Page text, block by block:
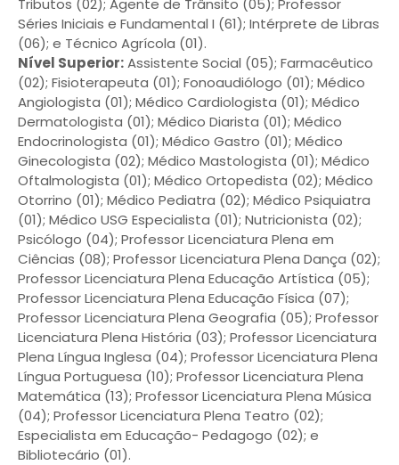
Tributos (02); Agente de Trânsito (05); Professor
Séries Iniciais e Fundamental I (61); Intérprete de Libras
(06); e Técnico Agrícola (01).
Nível Superior:Assistente Social (05); Farmacêutico
(02); Fisioterapeuta (01); Fonoaudiólogo (01); Médico
Angiologista (01); Médico Cardiologista (01); Médico
Dermatologista (01); Médico Diarista (01); Médico
Endocrinologista (01); Médico Gastro (01); Médico
Ginecologista (02); Médico Mastologista (01); Médico
Oftalmologista (01); Médico Ortopedista (02); Médico
Otorrino (01); Médico Pediatra (02); Médico Psiquiatra
(01); Médico USG Especialista (01); Nutricionista (02);
Psicólogo (04); Professor Licenciatura Plena em
Ciências (08); Professor Licenciatura Plena Dança (02);
Professor Licenciatura Plena Educação Artística (05);
Professor Licenciatura Plena Educação Física (07);
Professor Licenciatura Plena Geografia (05); Professor
Licenciatura Plena História (03); Professor Licenciatura
Plena Língua Inglesa (04); Professor Licenciatura Plena
Língua Portuguesa (10); Professor Licenciatura Plena
Matemática (13); Professor Licenciatura Plena Música
(04); Professor Licenciatura Plena Teatro (02);
Especialista em Educação- Pedagogo (02); e
Bibliotecário (01).